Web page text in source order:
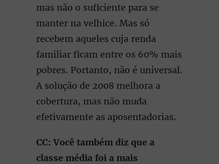
mas não o suficiente para se
manter na velhice. Mas só
recebem aqueles cuja renda
familiar ficam entre os 60% mais
pobres. Portanto, não é universal.
A solução de 2008 melhora a
cobertura, mas não muda
efetivamente as aposentadorias.
CC: Você também diz que a
classe média foi a mais